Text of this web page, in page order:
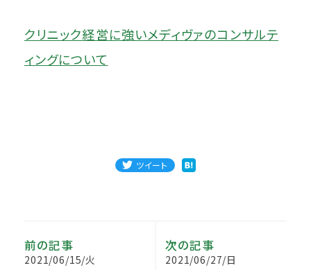
クリニック経営に強いメディヴァのコンサルテ
ィングについて
ツイート
前の記事
2021/06/15/火
次の記事
2021/06/27/日